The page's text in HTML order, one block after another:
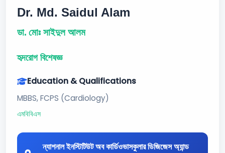
Dr. Md. Saidul Alam
ডা. মোঃ সাইদুল আলম
হৃদরোগ বিশেষজ্ঞ
Education & Qualifications
MBBS, FCPS (Cardiology)
এমবিবিএস
ন্যাশনাল ইনস্টিটিউট অব কার্ডিওভাসকুলার ডিজিজেস অ্যান্ড